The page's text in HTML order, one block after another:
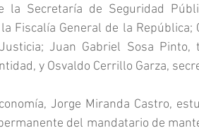
la Secretaría de Seguridad
Fiscalía General de la República;
Juan Gabriel Sosa
y Osvaldo Cerrillo Garza,
Jorge Miranda Castro,
del mandatario de